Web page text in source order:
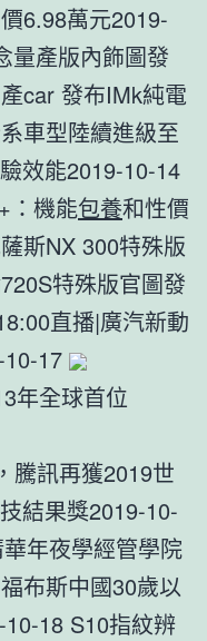
6.98萬元2019-
量產版內飾圖發
car 發布IMk純電
車型陸續進級至
效能2019-10-14
：機能包養和性價
斯NX 300特殊版
特殊版官圖發
直播|廣汽新動
17
年全球首位
騰訊再獲2019世
結果獎2019-10-
年夜學經管學院
布斯中國30歲以
18 S10指紋辨